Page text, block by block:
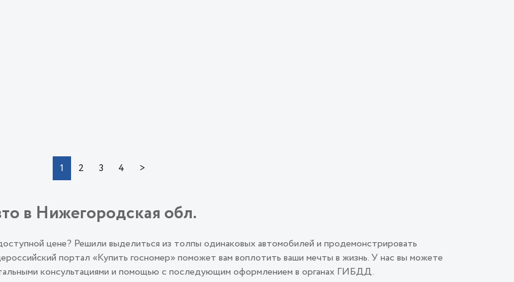
1 2 3 4 >
в Нижегородская обл.
цене? Решили выделиться из толпы одинаковых автомобилей и продемонстрировать
портал «Купить госномер» поможет вам воплотить ваши мечты в жизнь. У нас вы можете
консультациями и помощью с последующим оформлением в органах ГИБДД.